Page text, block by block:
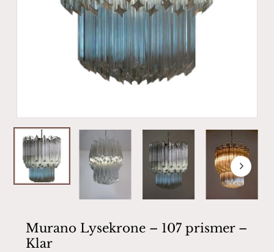
Murano Lysekrone – 107 prismer –
Klar